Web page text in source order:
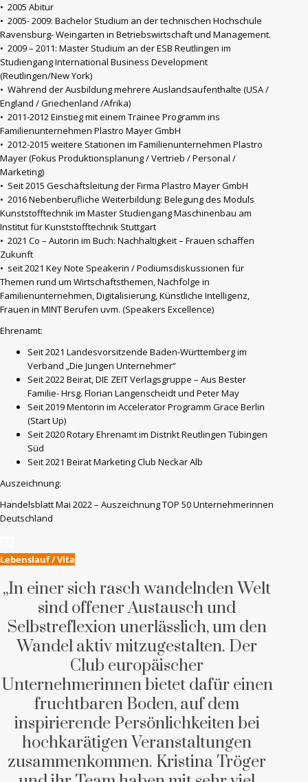
• 2005 Abitur
• 2005- 2009: Bachelor Studium an der technischen Hochschule
Ravensburg- Weingarten in Betriebswirtschaft und Management.
• 2009 – 2011: Master Studium an der ESB Reutlingen im
Studiengang International Business Development
(Reutlingen/New York)
• Während der Ausbildung mehrere Auslandsaufenthalte (USA /
England / Griechenland /Afrika)
• 2011-2012 Einstieg mit einem Trainee Programm ins
Familienunternehmen Plastro Mayer GmbH
• 2012-2015 weitere Stationen im Familienunternehmen Plastro
Mayer (Fokus Produktionsplanung / Vertrieb / Personal /
Marketing)
• Seit 2015 Geschäftsleitung der Firma Plastro Mayer GmbH
• 2016 Nebenberufliche Weiterbildung: Belegung des Moduls
Kunststofftechnik im Master Studiengang Maschinenbau am
Institut für Kunststofftechnik Stuttgart
• 2021 Co – Autorin im Buch: Nachhaltigkeit – Frauen schaffen
Zukunft
• seit 2021 Key Note Speakerin / Podiumsdiskussionen für
Themen rund um Wirtschaftsthemen, Nachfolge in
Familienunternehmen, Digitalisierung, Künstliche Intelligenz,
Frauen in MINT Berufen uvm. (Speakers Excellence)
Ehrenamt:
Seit 2021 Landesvorsitzende Baden-Württemberg im
Verband „Die Jungen Unternehmer“
Seit 2022 Beirat, DIE ZEIT Verlagsgruppe – Aus Bester
Familie- Hrsg. Florian Langenscheidt und Peter May
Seit 2019 Mentorin im Accelerator Programm Grace Berlin
(Start Up)
Seit 2020 Rotary Ehrenamt im Distrikt Reutlingen Tübingen
Süd
Seit 2021 Beirat Marketing Club Neckar Alb
Auszeichnung:
Handelsblatt Mai 2022 – Auszeichnung TOP 50 Unternehmerinnen
Deutschland
Lebenslauf / Vita
„In einer sich rasch wandelnden Welt
sind offener Austausch und
Selbstreflexion unerlässlich, um den
Wandel aktiv mitzugestalten. Der
Club europäischer
Unternehmerinnen bietet dafür einen
fruchtbaren Boden, auf dem
inspirierende Persönlichkeiten bei
hochkarätigen Veranstaltungen
zusammenkommen. Kristina Tröger